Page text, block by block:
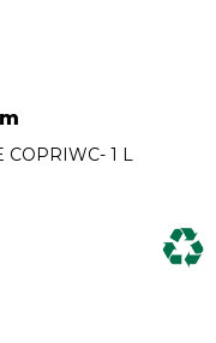
COPRIWC- 1 L